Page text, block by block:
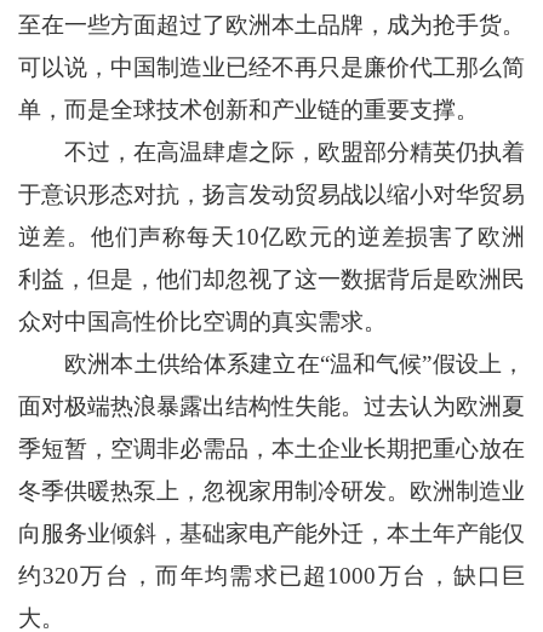
至在一些方面超过了欧洲本土品牌，成为抢手货。
可以说，中国制造业已经不再只是廉价代工那么简
单，而是全球技术创新和产业链的重要支撑。
不过，在高温肆虐之际，欧盟部分精英仍执着
于意识形态对抗，扬言发动贸易战以缩小对华贸易
逆差。他们声称每天10亿欧元的逆差损害了欧洲
利益，但是，他们却忽视了这一数据背后是欧洲民
众对中国高性价比空调的真实需求。
欧洲本土供给体系建立在“温和气候”假设上，
面对极端热浪暴露出结构性失能。过去认为欧洲夏
季短暂，空调非必需品，本土企业长期把重心放在‌
冬季供暖热泵‌上，忽视家用制冷研发。欧洲制造业
向服务业倾斜，基础家电产能外迁，本土年产能仅
约‌320万台‌，而年均需求已超‌1000万台‌，缺口巨
大。